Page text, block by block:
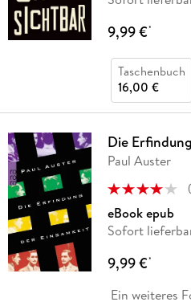
9,99 €*
Taschenbuch
16,00 €
Die
Paul Auster
(
eBook epub
Sofort
9,99 €*
Ein weiteres